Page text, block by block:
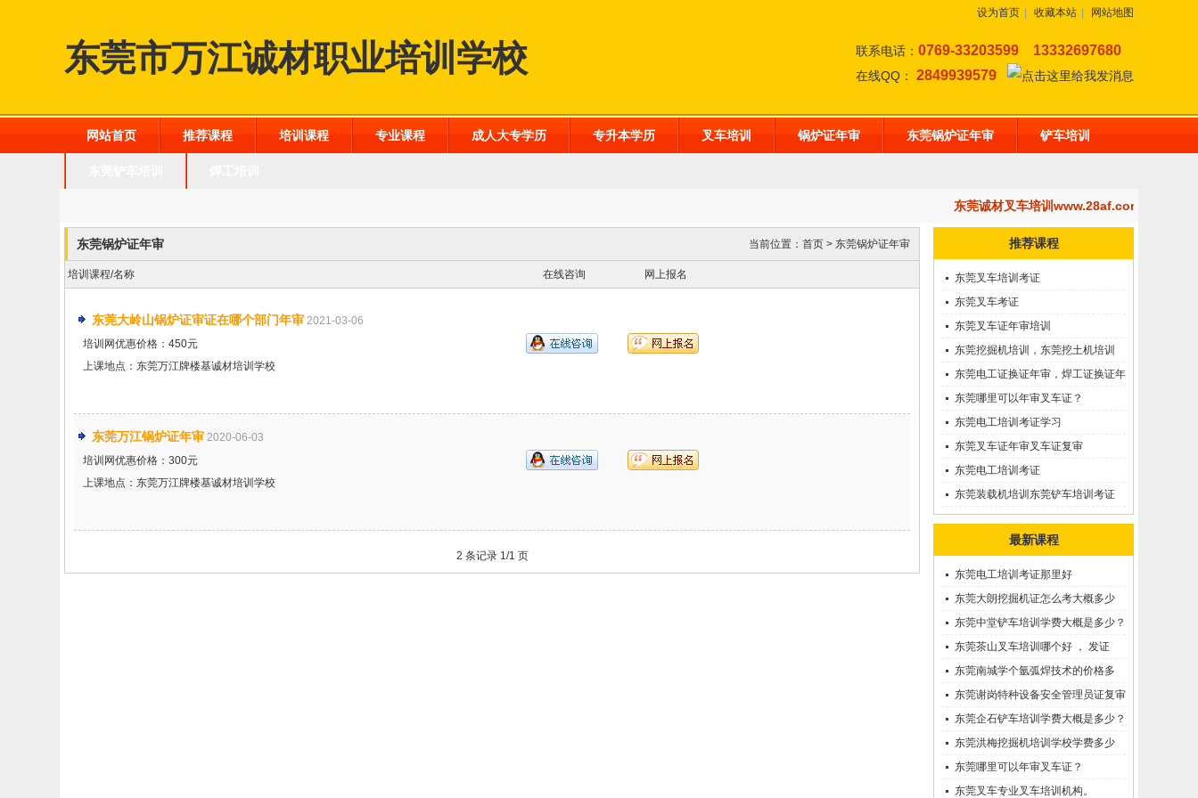
设为首页 收藏本站 网站地图
东莞市万江诚材职业培训学校 联系电话： 0769-33203599 13332697680
在线QQ： 2849939579
网站首页 推荐课程 培训课程 专业课程 成人大专学历 专升本学历 叉车培训 锅炉证年审 东莞锅炉证年审 铲车培训
东莞诚材叉车培训www.28af.com,开设：东
推荐课程
东莞叉车培训考证
东莞叉车考证
东莞叉车证年审培训
东莞挖掘机培训，东莞挖土机培训
东莞电工证换证年审，焊工证换证年
审
东莞哪里可以年审叉车证？
东莞电工培训考证学习
东莞叉车证年审叉车证复审
东莞电工培训考证
东莞装载机培训东莞铲车培训考证
最新课程
东莞电工培训考证那里好
东莞大朗挖掘机证怎么考大概多少
钱?在哪里报名？
东莞中堂铲车培训学费大概是多少？
东莞茶山叉车培训哪个好 ， 发证
快！
东莞南城学个氩弧焊技术的价格多
少？
东莞谢岗特种设备安全管理员证复审
需要多久?
东莞企石铲车培训学费大概是多少？
东莞洪梅挖掘机培训学校学费多少
钱?
东莞哪里可以年审叉车证？
东莞叉车专业叉车培训机构。
东莞锅炉证年审 当前位置： 首页 > 东莞锅炉证年审
培训课程/名称 在线咨询 网上报名
东莞大岭山锅炉证审证在哪个部门年审 2021-03-06
培训网优惠价格：450元
上课地点：东莞万江牌楼基诚材培训学校
东莞万江锅炉证年审 2020-06-03
培训网优惠价格：300元
上课地点：东莞万江牌楼基诚材培训学校
2 条记录 1/1 页